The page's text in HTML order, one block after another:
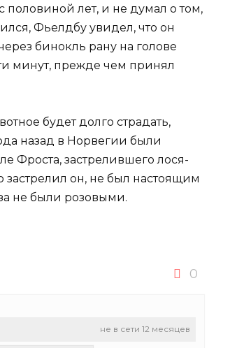
половиной лет, и не думал о том,
Фьелдбу увидел, что он
бинокль рану на голове
минут, прежде чем принял
будет долго страдать,
назад в Норвегии были
Фроста, застрелившего лося-
застрелил он, не был настоящим
не были розовыми.
0
не в сети 12 месяцев